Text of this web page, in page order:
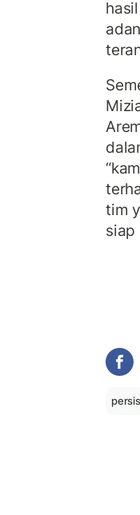
tim
siap
persis